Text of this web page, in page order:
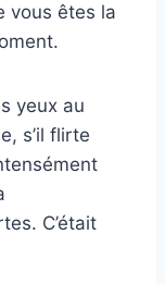
vous êtes la
yeux au
s’il flirte
C’était